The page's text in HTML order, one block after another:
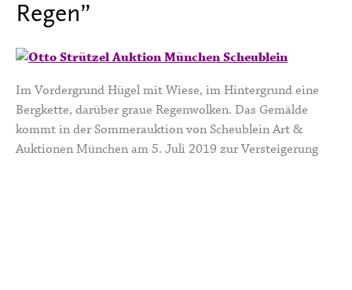
Regen”
Im Vordergrund Hügel mit Wiese, im Hintergrund eine
Bergkette, darüber graue Regenwolken. Das Gemälde
kommt in der Sommerauktion von Scheublein Art &
Auktionen München am 5. Juli 2019 zur Versteigerung